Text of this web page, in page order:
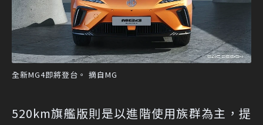
全新MG4即將登台。 摘自MG
520km旗艦版則是以進階使用族群為主，提